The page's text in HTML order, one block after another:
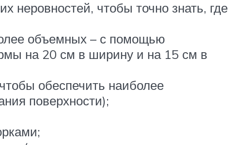
неровностей, чтобы точно знать, где
объемных – с помощью
на 20 см в ширину и на 15 см в
обеспечить наиболее
поверхности);